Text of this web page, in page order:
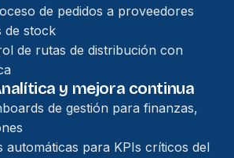
de pedidos a proveedores
de stock
de rutas de distribución con
y mejora continua
de gestión para finanzas,
automáticas para KPIs críticos del